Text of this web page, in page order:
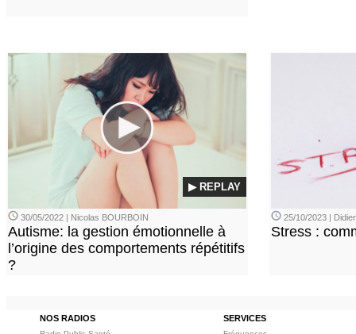
▶ REPLAY
30/05/2022 | Nicolas BOURBOIN
Autisme: la gestion émotionnelle à
l’origine des comportements répétitifs
?
25/10/2023 |
Stress :
NOS RADIOS SERVICES